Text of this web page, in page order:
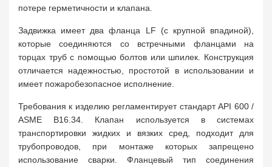
потере герметичности и клапана.
Задвижка имеет два фланца LF (с крупной впадиной),
которые соединяются со встречными фланцами на
торцах труб с помощью болтов или шпилек. Конструкция
отличается надежностью, простотой в использовании и
имеет пожаробезопасное исполнение.
Требования к изделию регламентирует стандарт API 600 /
ASME B16.34. Клапан используется в системах
транспортировки жидких и вязких сред, подходит для
трубопроводов, при монтаже которых запрещено
использование сварки. Фланцевый тип соединения